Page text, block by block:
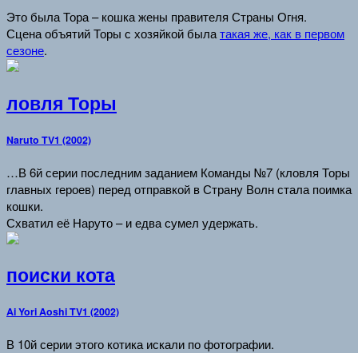
Это была Тора – кошка жены правителя Страны Огня.
Сцена объятий Торы с хозяйкой былатакая же, как в первом
сезоне.
ловля Торы
Naruto TV1 (2002)
…В 6й серии последним заданием Команды №7 (кловля Торы
главных героев) перед отправкой в Страну Волн стала поимка
кошки.
Схватил её Наруто – и едва сумел удержать.
поиски кота
Ai Yori Aoshi TV1 (2002)
В 10й серии этого котика искали по фотографии.